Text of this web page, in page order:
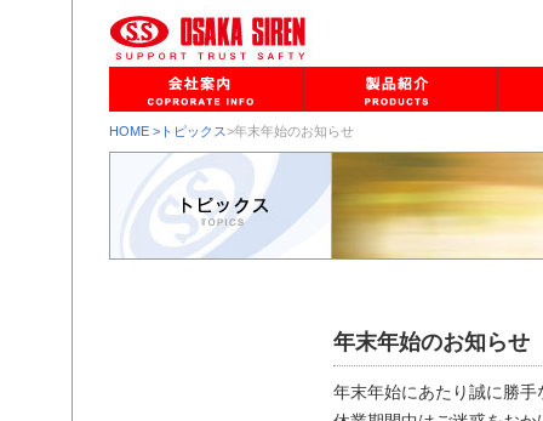
HOME >トピックス>年末年始のお知らせ
年末年始のお知らせ
年末年始にあたり誠に勝